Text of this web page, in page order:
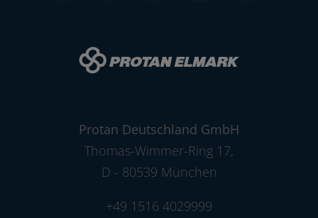
Protan Deutschland GmbH
Thomas-Wimmer-Ring 17,
D - 80539 München
+49 1516 4029999